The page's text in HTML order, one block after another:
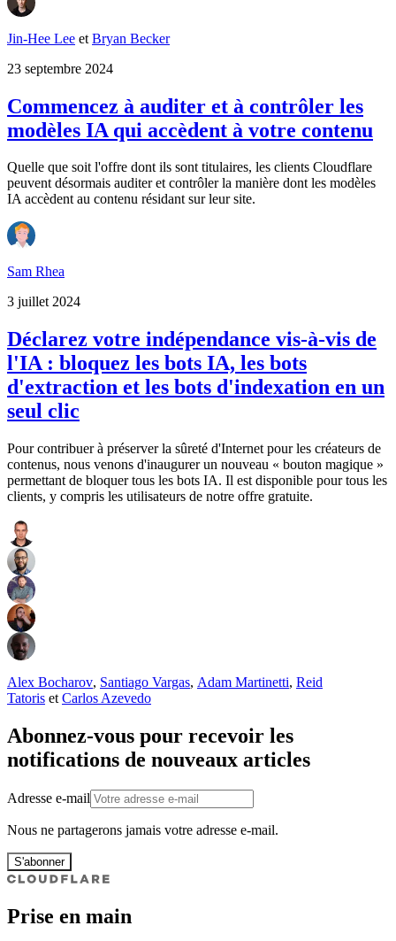
Jin-Hee Lee et Bryan Becker
23 septembre 2024
Commencez à auditer et à contrôler les
modèles IA qui accèdent à votre contenu
Quelle que soit l'offre dont ils sont titulaires, les clients Cloudflare
peuvent désormais auditer et contrôler la manière dont les modèles
IA accèdent au contenu résidant sur leur site.
Sam Rhea
3 juillet 2024
Déclarez votre indépendance vis-à-vis de
l'IA : bloquez les bots IA, les bots
d'extraction et les bots d'indexation en un
seul clic
Pour contribuer à préserver la sûreté d'Internet pour les créateurs de
contenus, nous venons d'inaugurer un nouveau « bouton magique »
permettant de bloquer tous les bots IA. Il est disponible pour tous les
clients, y compris les utilisateurs de notre offre gratuite.
Alex Bocharov, Santiago Vargas, Adam Martinetti, Reid
Tatoris et Carlos Azevedo
Abonnez-vous pour recevoir les
notifications de nouveaux articles
Adresse e-mail
Nous ne partagerons jamais votre adresse e-mail.
S'abonner
Prise en main